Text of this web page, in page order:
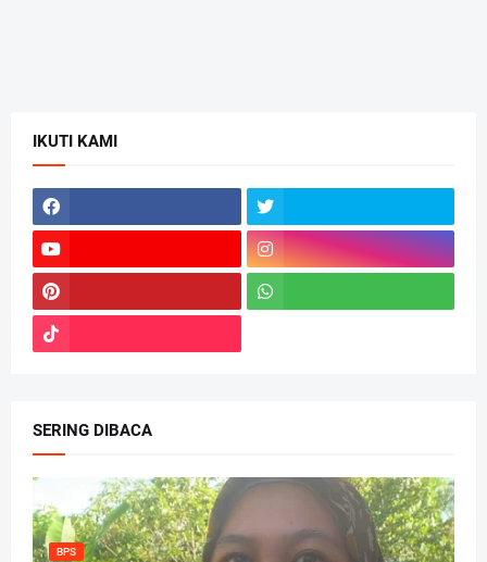
IKUTI KAMI
SERING DIBACA
BPS